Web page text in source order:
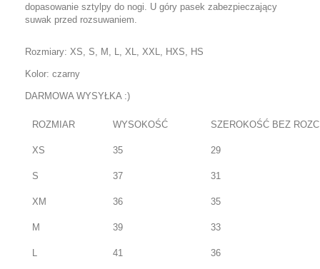
dopasowanie sztylpy do nogi. U góry pasek zabezpieczający
suwak przed rozsuwaniem.
Rozmiary: XS, S, M, L, XL, XXL, HXS, HS
Kolor: czarny
DARMOWA WYSYŁKA :)
ROZMIAR WYSOKOŚĆ SZEROKOŚĆ BEZ
XS 35 29
S 37 31
XM 36 35
M 39 33
L 41 36